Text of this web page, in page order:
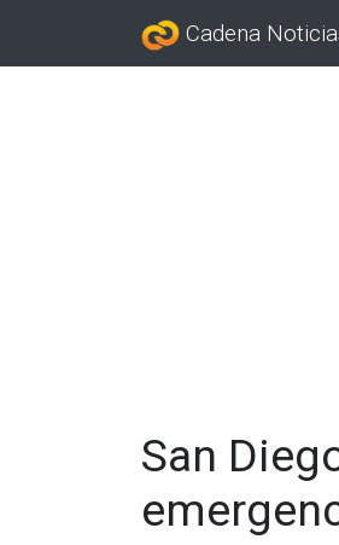
Cadena
San